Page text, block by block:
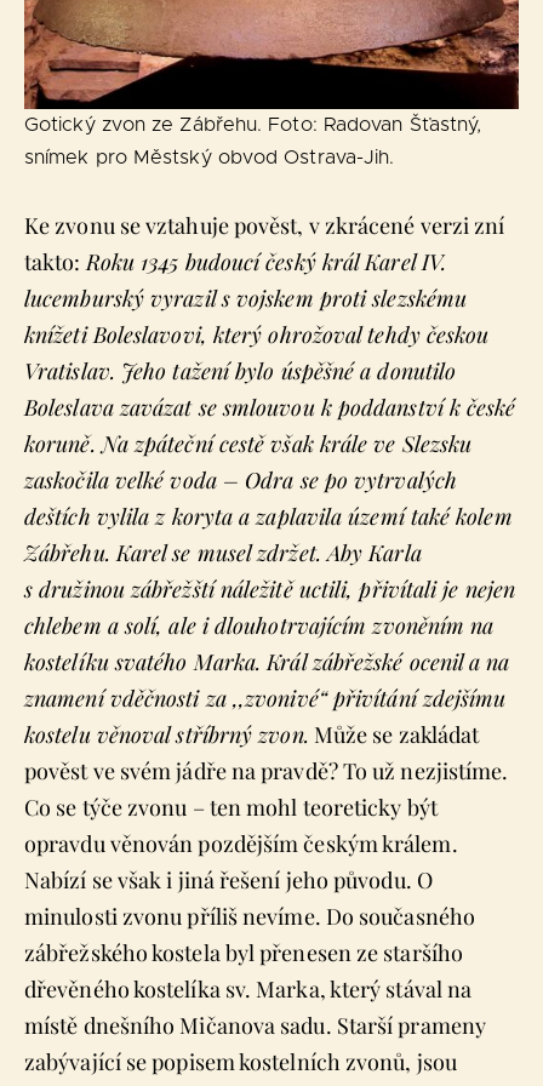
Gotický zvon ze Zábřehu. Foto: Radovan Šťastný,
snímek pro Městský obvod Ostrava-Jih.
Ke zvonu se vztahuje pověst, v zkrácené verzi zní
takto:Roku 1345 budoucí český král Karel IV.
lucemburský vyrazil s vojskem proti slezskému
knížeti Boleslavovi, který ohrožoval tehdy českou
Vratislav. Jeho tažení bylo úspěšné a donutilo
Boleslava zavázat se smlouvou k poddanství k české
koruně. Na zpáteční cestě však krále ve Slezsku
zaskočila velké voda – Odra se po vytrvalých
deštích vylila z koryta a zaplavila území také kolem
Zábřehu. Karel se musel zdržet. Aby Karla
s družinou zábřežští náležitě uctili, přivítali je nejen
chlebem a solí, ale i dlouhotrvajícím zvoněním na
kostelíku svatého Marka. Král zábřežské ocenil a na
znamení vděčnosti za ,,zvonivé“ přivítání zdejšímu
kostelu věnoval stříbrný zvon. Může se zakládat
pověst ve svém jádře na pravdě? To už nezjistíme.
Co se týče zvonu – ten mohl teoreticky být
opravdu věnován pozdějším českým králem.
Nabízí se však i jiná řešení jeho původu. O
minulosti zvonu příliš nevíme. Do současného
zábřežského kostela byl přenesen ze staršího
dřevěného kostelíka sv. Marka, který stával na
místě dnešního Mičanova sadu. Starší prameny
zabývající se popisem kostelních zvonů, jsou